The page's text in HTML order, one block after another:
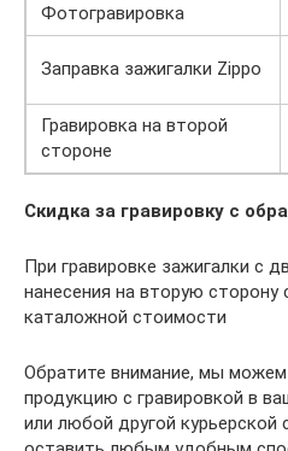
Фотогравировка
Заправка зажигалки Zippo
Гравировка на второй
стороне
Скидка за гравировку с
При гравировке зажигалки с
нанесения на вторую сторону
каталожной стоимости
Обратите внимание, мы
продукцию с гравировкой в
или любой другой курьерской